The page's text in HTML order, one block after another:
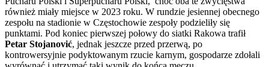
również miały miejsce w 2023 roku. W rundzie jesiennej obecnego
zespołu na stadionie w Częstochowie zespoły podzieliły się
punktami. Pod koniec pierwszej połowy do siatki Rakowa trafił
Petar Stojanović, jednak jeszcze przed przerwą, po
kontrowersyjnie podyktowanym rzucie karnym, gospodarze zdołali